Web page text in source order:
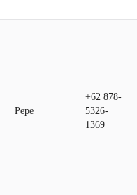
Pepe
+62 878-
5326-
1369